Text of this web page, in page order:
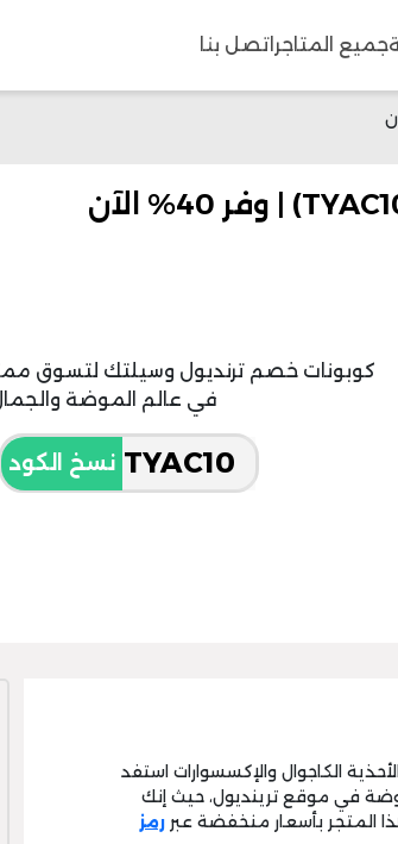
جميع المتاجر اتصل بنا
كوبونات خصم ترنديول وسيلتك لتسوق
في عالم الموضة والجمال
نسخ الكود
الكاجوال والإكسسوارات استفد
في موقع ترينديول، حيث إنك
المتجر بأسعار منخفضة عبر رمز